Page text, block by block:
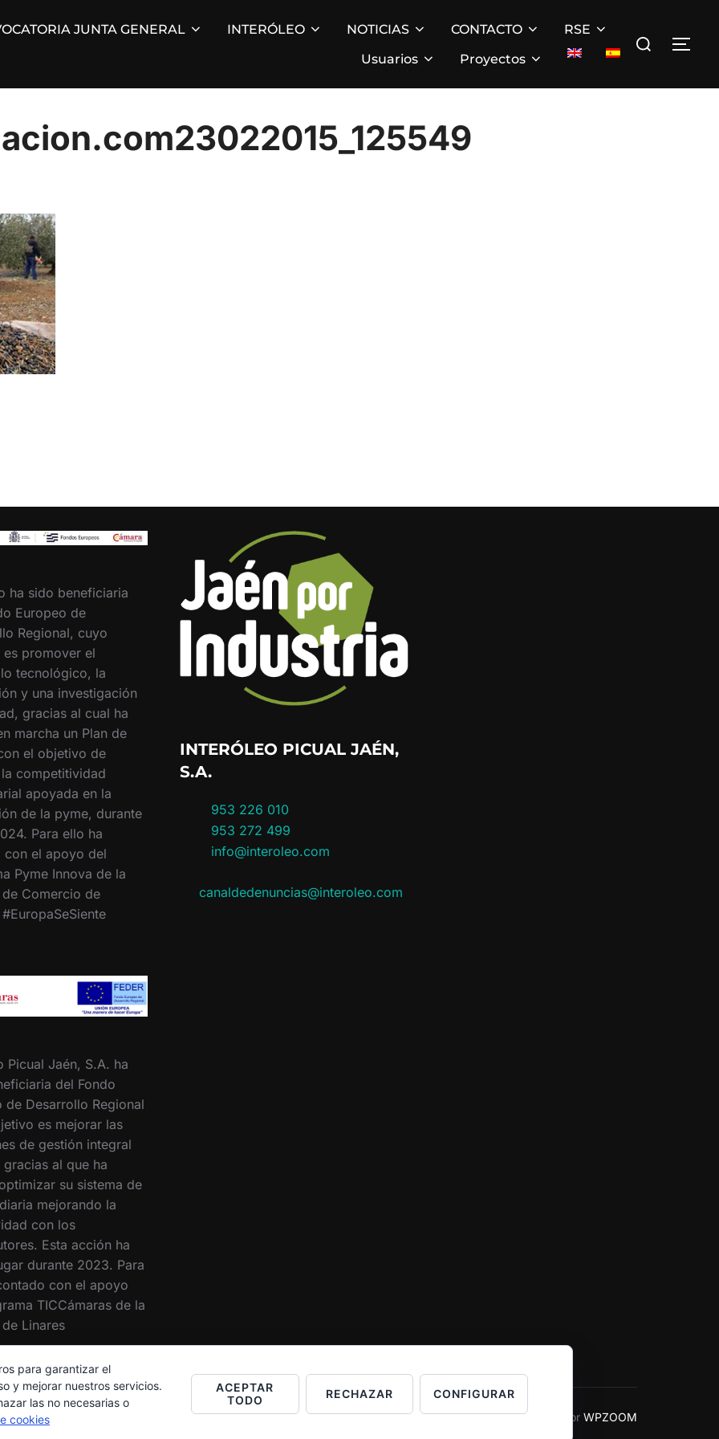
JUNTA GENERAL INTERÓLEO NOTICIAS CONTACTO
RSE
Usuarios
Proyectos
Buscar:
ha sido beneficiaria
Europeo de
Regional, cuyo
promover el
tecnológico, la
y una investigación
gracias al cual ha
marcha un Plan de
el objetivo de
competitividad
apoyada en la
de la pyme, durante
Para ello ha
con el apoyo del
Pyme Innova de la
de Comercio de
Picual Jaén, S.A. ha
del Fondo
de Desarrollo Regional
es mejorar las
de gestión integral
al que ha
su sistema de
mejorando la
con los
Esta acción ha
durante 2023. Para
con el apoyo
TICCámaras de la
Linares
INTERÓLEO PICUAL JAÉN,
S.A.
953 226 010
953 272 499
info@interoleo.com
canaldedenuncias@interoleo.com
Inspiro Theme por WPZOOM
para garantizar el
y mejorar nuestros servicios.
las no necesarias o
cookies
ACEPTAR
TODO
RECHAZAR CONFIGURAR